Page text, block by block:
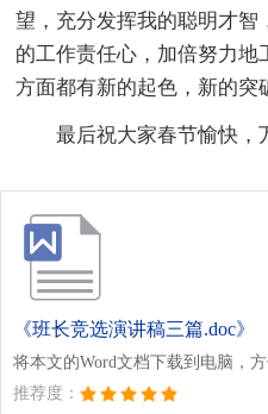
望，充分发挥我的聪明才
的工作责任心，加倍努力地
方面都有新的起色，新的突
最后祝大家春节愉快，
《班长竞选演讲稿三篇.doc》
将本文的Word文档下载到电脑，
推荐度：